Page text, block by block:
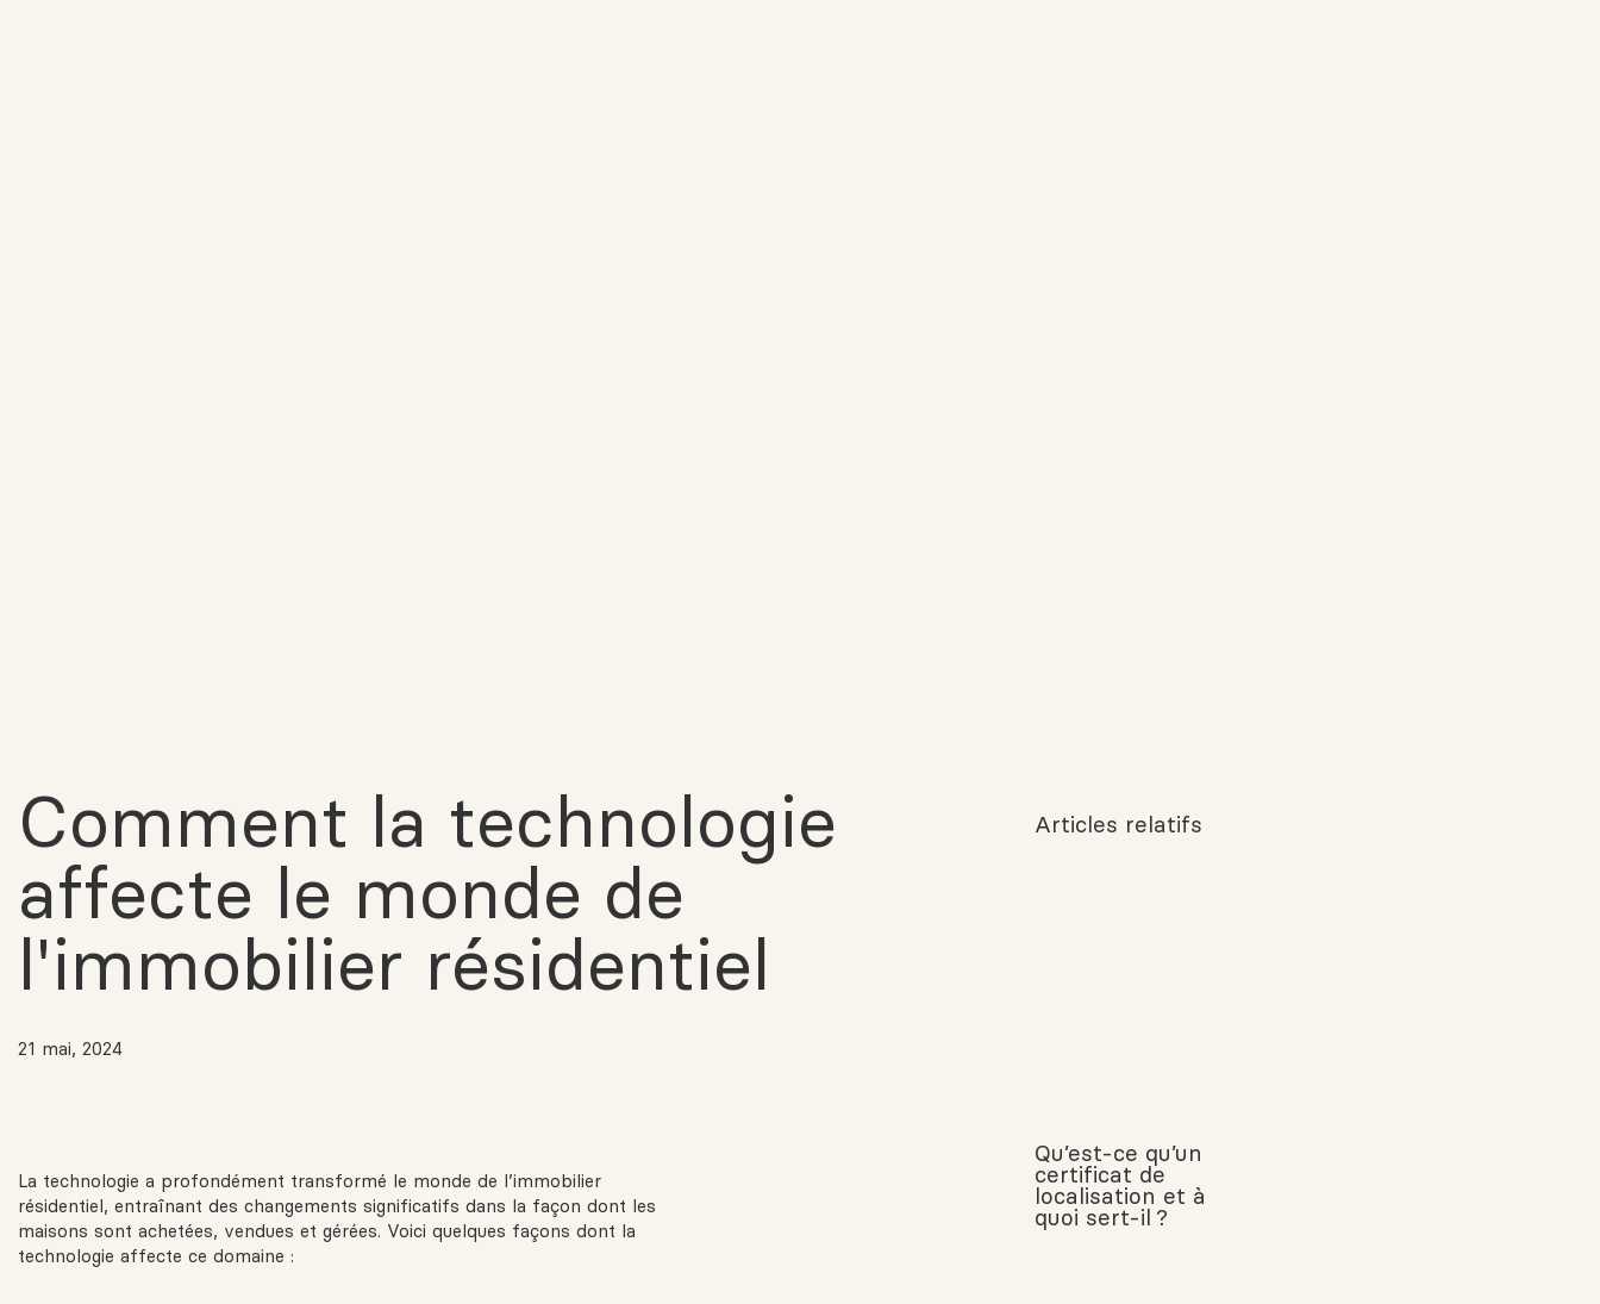
Comment la technologie
affecte le monde de
l'immobilier résidentiel
21 mai, 2024
La technologie a profondément transformé le monde de l’immobilier
résidentiel, entraînant des changements significatifs dans la façon dont les
maisons sont achetées, vendues et gérées. Voici quelques façons dont la
technologie affecte ce domaine :
Articles relatifs
Qu’est-ce qu’un
certificat de
localisation et à
quoi sert-il ?